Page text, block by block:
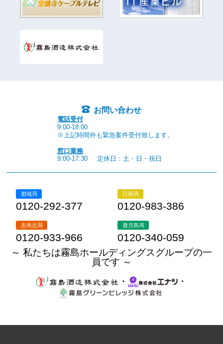
お問い合わせ
電話受付
9:00-18:00
※上記時間外も緊急案件受付致します。
窓口業務
9:00-17:30
定休日：土・日・祝日
都城局
0120-292-377
日南局
0120-983-386
志布志局
0120-933-966
鹿児島局
0120-340-059
～ 私たちは霧島ホールディングスグループの一
員です ～
・
・